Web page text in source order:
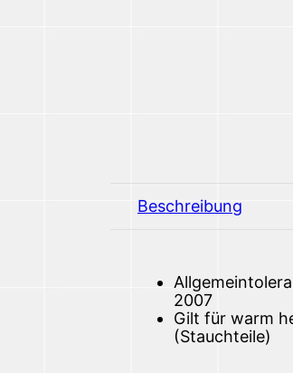
Beschreibung
2007
Gilt für warm
(Stauchteile)